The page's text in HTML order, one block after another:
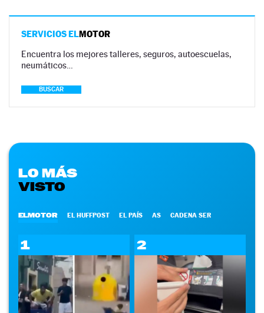
SERVICIOS ELMOTOR
Encuentra los mejores talleres, seguros, autoescuelas,
neumáticos…
BUSCAR
LO MÁS
VISTO
ELMOTOR EL HUFFPOST EL PAÍS AS CADENA SER
1 2